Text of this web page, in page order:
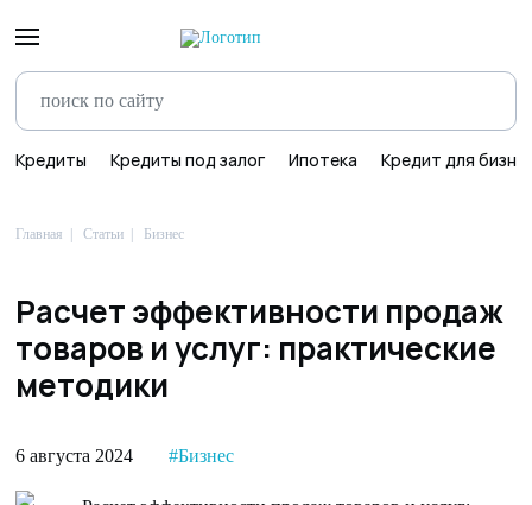
Кредиты Кредиты под залог Ипотека Кредит для
Главная Статьи Бизнес
Расчет эффективности продаж
товаров и услуг: практические
методики
6 августа 2024 #Бизнес